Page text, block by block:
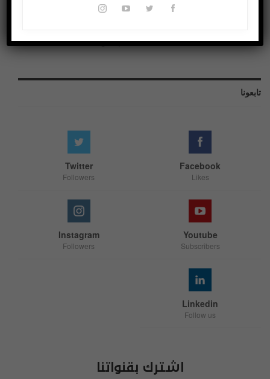
خاصةً إن كنت محترفًا للعبة التي
بشكل…
تابعونا
Facebook
Likes
Twitter
Followers
Youtube
Subscribers
Instagram
Followers
Linkedin
Follow us
اشترك بقنواتنا